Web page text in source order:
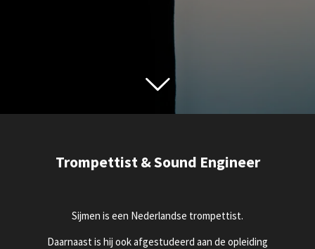
Trompettist & Sound Engineer
Sijmen is een Nederlandse trompettist.
Daarnaast is hij ook afgestudeerd aan de opleiding